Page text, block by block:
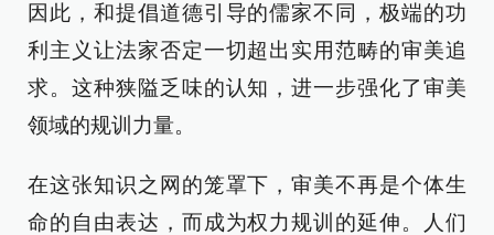
因此，和提倡道德引导的儒家不同，极端的功
利主义让法家否定一切超出实用范畴的审美追
求。这种狭隘乏味的认知，进一步强化了审美
领域的规训力量。
在这张知识之网的笼罩下，审美不再是个体生
命的自由表达，而成为权力规训的延伸。人们